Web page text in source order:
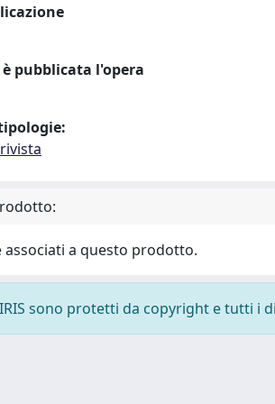
pubblicata l'opera
associati a questo prodotto.
sono protetti da copyright e tutti i